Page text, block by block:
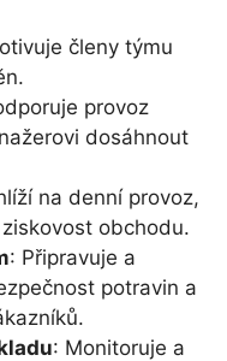
členy týmu
provoz
dosáhnout
na denní provoz,
obchodu.
: Připravuje a
potravin a
: Monitoruje a